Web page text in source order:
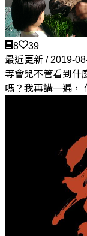
8
39
最近更新 / 2019-
等會兒不管看到什
嗎？我再講一遍，